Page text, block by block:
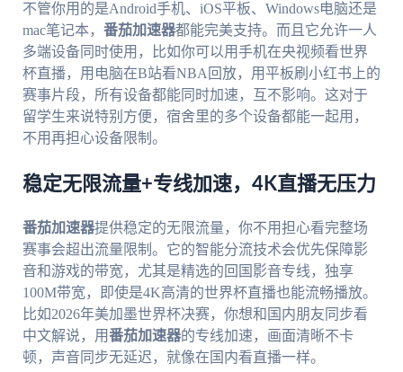
不管你用的是Android手机、iOS平板、Windows电脑还是
mac笔记本， 番茄加速器都能完美支持。而且它允许一人
多端设备同时使用，比如你可以用手机在央视频看世界
杯直播，用电脑在B站看NBA回放，用平板刷小红书上的
赛事片段，所有设备都能同时加速，互不影响。这对于
留学生来说特别方便，宿舍里的多个设备都能一起用，
不用再担心设备限制。
稳定无限流量+专线加速，4K直播无压力
番茄加速器提供稳定的无限流量，你不用担心看完整场
赛事会超出流量限制。它的智能分流技术会优先保障影
音和游戏的带宽，尤其是精选的回国影音专线，独享
100M带宽，即使是4K高清的世界杯直播也能流畅播放。
比如2026年美加墨世界杯决赛，你想和国内朋友同步看
中文解说，用番茄加速器的专线加速，画面清晰不卡
顿，声音同步无延迟，就像在国内看直播一样。